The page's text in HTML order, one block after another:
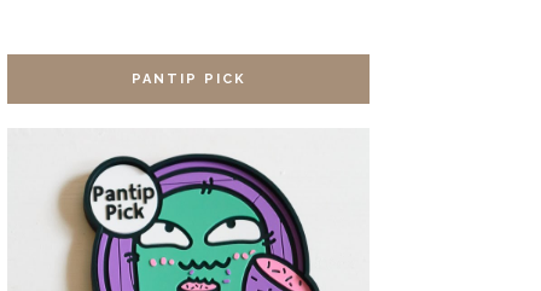
PANTIP PICK